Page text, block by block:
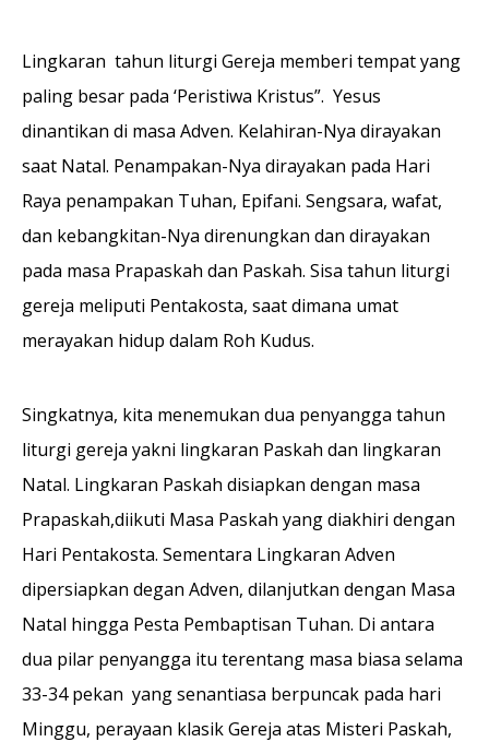
Lingkaran tahun liturgi Gereja memberi tempat yang
paling besar pada ‘Peristiwa Kristus”. Yesus
dinantikan di masa Adven. Kelahiran-Nya dirayakan
saat Natal. Penampakan-Nya dirayakan pada Hari
Raya penampakan Tuhan, Epifani. Sengsara, wafat,
dan kebangkitan-Nya direnungkan dan dirayakan
pada masa Prapaskah dan Paskah. Sisa tahun liturgi
gereja meliputi Pentakosta, saat dimana umat
merayakan hidup dalam Roh Kudus.
Singkatnya, kita menemukan dua penyangga tahun
liturgi gereja yakni lingkaran Paskah dan lingkaran
Natal. Lingkaran Paskah disiapkan dengan masa
Prapaskah,diikuti Masa Paskah yang diakhiri dengan
Hari Pentakosta. Sementara Lingkaran Adven
dipersiapkan degan Adven, dilanjutkan dengan Masa
Natal hingga Pesta Pembaptisan Tuhan. Di antara
dua pilar penyangga itu terentang masa biasa selama
33-34 pekan yang senantiasa berpuncak pada hari
Minggu, perayaan klasik Gereja atas Misteri Paskah,